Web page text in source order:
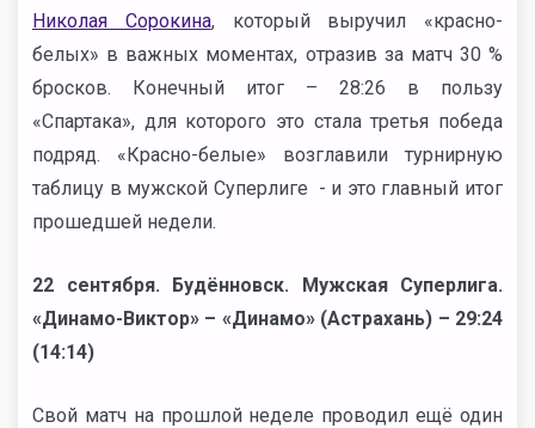
Николая Сорокина, который выручил «красно-
белых» в важных моментах, отразив за матч 30 %
бросков. Конечный итог – 28:26 в пользу
«Спартака», для которого это стала третья победа
подряд. «Красно-белые» возглавили турнирную
таблицу в мужской Суперлиге - и это главный итог
прошедшей недели.
22 сентября. Будённовск. Мужская Суперлига.
«Динамо-Виктор» – «Динамо» (Астрахань) – 29:24
(14:14)
Свой матч на прошлой неделе проводил ещё один